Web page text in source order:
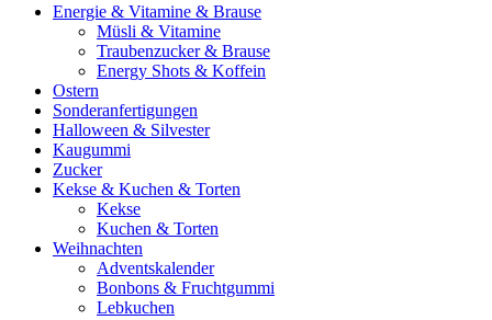
Energie & Vitamine & Brause
Müsli & Vitamine
Traubenzucker & Brause
Energy Shots & Koffein
Ostern
Sonderanfertigungen
Halloween & Silvester
Kaugummi
Zucker
Kekse & Kuchen & Torten
Kekse
Kuchen & Torten
Weihnachten
Adventskalender
Bonbons & Fruchtgummi
Lebkuchen